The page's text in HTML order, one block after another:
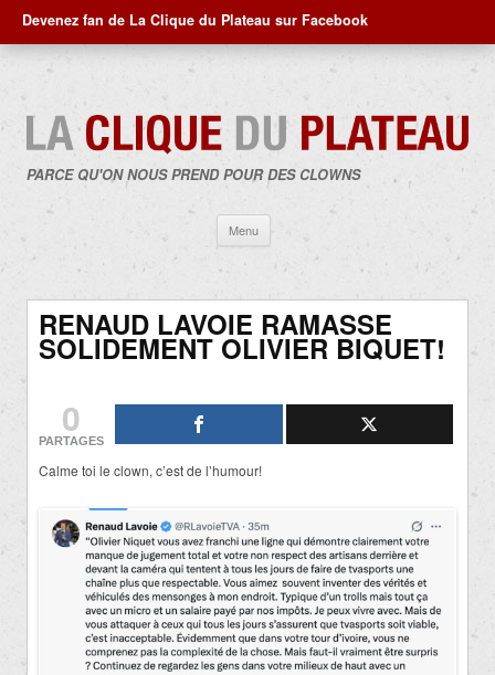
Devenez fan de La Clique du Plateau sur Facebook
PARCE QU'ON NOUS PREND POUR DES CLOWNS
Menu
contenu
RENAUD LAVOIE RAMASSE
SOLIDEMENT OLIVIER BIQUET!
0
PARTAGES
Calme toi le clown, c’est de l’humour!